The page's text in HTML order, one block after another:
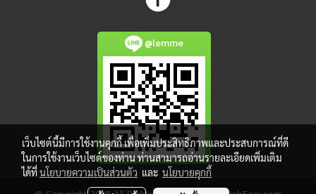
@lemme
เว็บไซต์นี้มีการใช้งานคุกกี้ เพื่อเพิ่มประสิทธิภาพและประสบการณ์ที่ดี
ในการใช้งานเว็บไซต์ของท่าน ท่านสามารถอ่านรายละเอียดเพิ่มเติม
ได้ที่นโยบายความเป็นส่วนตัว และ นโยบายคุกกี้